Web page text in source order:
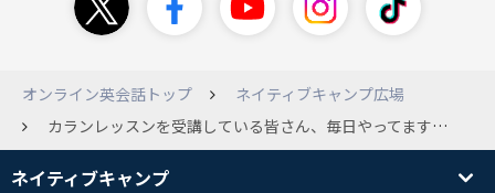
オンライン英会話トップ
ネイティブキャンプ広場
カランレッスンを受講している皆さん、毎日やってますか？私は毎日は復習も含めると難しいので週に数回にしようかなと考えています。毎日行っていない方、どれくらいを目安に受講していますか？ 参考にしたいのでご意見ください。
ネイティブキャンプ